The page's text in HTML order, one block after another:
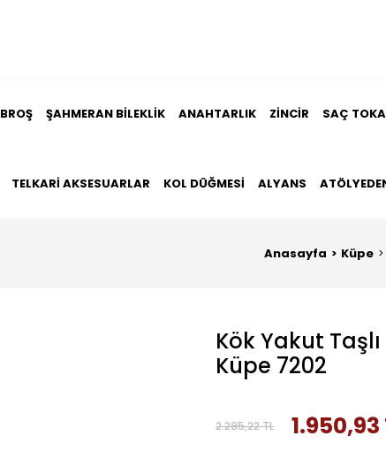
BROŞ ŞAHMERAN BILEKLIK ANAHTARLIK ZINCIR SAÇ
TELKARI AKSESUARLAR KOL DÜĞMESI ALYANS
Anasayfa Küpe
Kök Yakut
Küpe 7202
2.295,22 TL 1.950,93